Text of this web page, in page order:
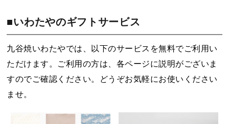
■いわたやのギフトサービス
九谷焼いわたやでは、以下のサービスを無料でご利用い
ただけます。ご利用の方は、各ページに説明がございま
すのでご確認ください。どうぞお気軽にお使いください
ませ。